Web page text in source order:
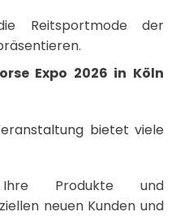
Reitsportmode der
Expo 2026 in Köln
bietet viele
Produkte und
neuen Kunden und